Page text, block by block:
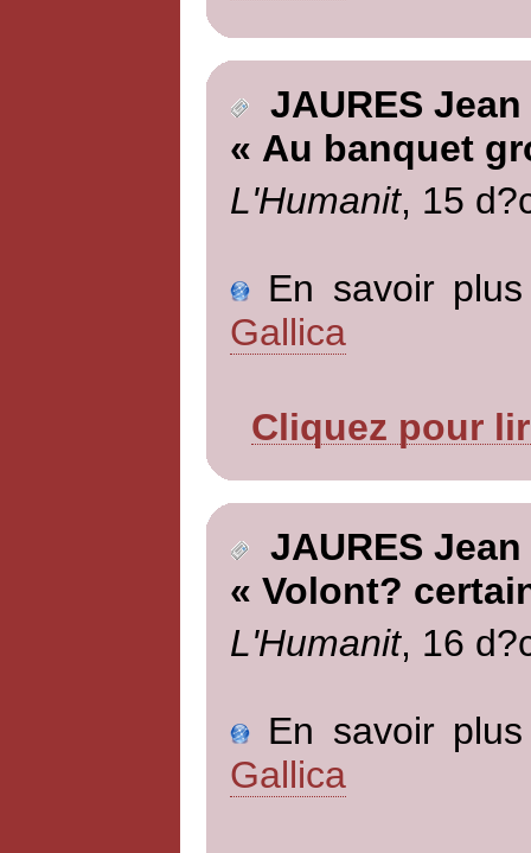
JAURES Jean
« Au banquet
L'Humanit, 15
En savoir
Gallica
Cliquez pour
JAURES Jean
« Volont?
L'Humanit, 16
En savoir
Gallica